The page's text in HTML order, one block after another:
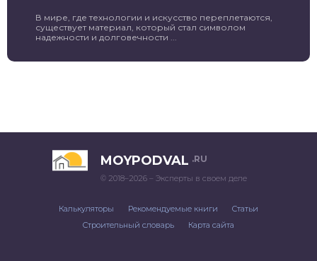
В мире, где технологии и искусство переплетаются,
существует материал, который стал символом
надежности и долговечности ...
MOYPODVAL .RU
© 2018–2026 – Эксперты в своем деле
Калькуляторы Рекомендуемые книги
Статьи
Строительный словарь
Карта сайта